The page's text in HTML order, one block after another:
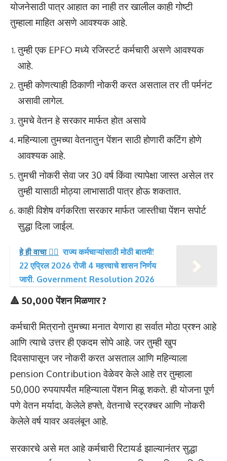
योजनेसाठी पात्र आहात का नाही तर खालील काही गोष्टी
तुम्हाला माहित असणे आवश्यक आहे.
तुम्ही एक EPFO मध्ये रजिस्टर्ट कर्मचारी असणे आवश्यक
आहे.
तुम्ही कोणत्याही ठिकाणी नोकरी करत असताल तर ती पर्मनंट
असावी लागेल.
तुमचे वेतन हे सरकार मार्फत होत असावे
महिन्याला तुमच्या वेतनातुन पेंशन साठी होणारी कटिंग होणे
आवश्यक आहे.
तुमची नोकरी सेवा जर 30 वर्ष किंवा त्यापेक्षा जास्त असेल तर
तुम्ही यासाठी मोठ्या लाभासाठी पात्र होऊ शकतात.
काही विशेष वर्गकरिता सरकार मार्फत जास्तीचा पेंशन सपोर्ट
सुद्धा दिला जाईल.
हे ही वाचा 👉🏻 राज्य कर्मचाऱ्यांसाठी मोठी बातमी!
22 एप्रिल 2026 रोजी 4 महत्त्वाचे शासन निर्णय
जारी. Government Resolution 2026
🔺 50,000 पेंशन मिळणार ?
कर्मचारी मित्रानो तुमच्या मनात येणारा हा सर्वात मोठा प्रश्न आहे
आणि त्याचे उत्तर ही एकदम सोपे आहे. जर तुम्ही खुप
दिवसापासून जर नोकरी करत असताल आणि महिन्याला
pension Contribution वेळेवर केले आहे तर तुम्हाला
50,000 रुपयापर्यंत महिन्याला पेंशन मिळू शकते. ही योजना पूर्ण
पणे वेतन मर्यादा, केलेले हफ्ते, वेतनाचे स्ट्रक्चर आणि नोकरी
केलेले वर्ष यावर अवलंबून आहे.
सरकारचे असे मत आहे कर्मचारी रिटायर्ड झाल्यानंतर सुद्धा